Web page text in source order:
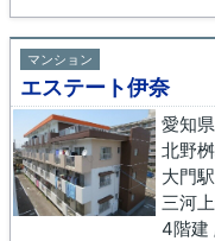
マンション
エステート伊奈
愛知
北野
大門
三河
4階建